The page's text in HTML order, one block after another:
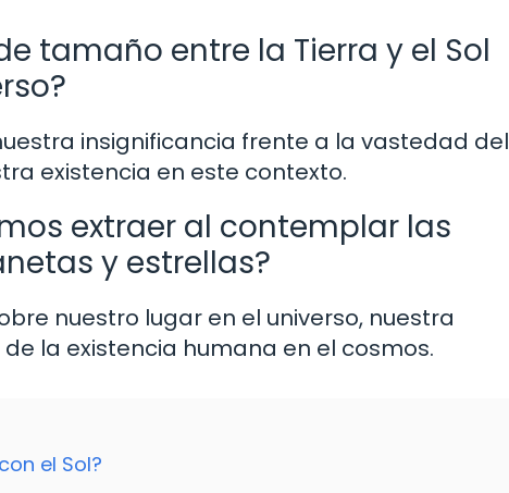
tamaño entre la Tierra y el Sol
insignificancia frente a la vastedad del
existencia en este contexto.
extraer al contemplar las
y estrellas?
nuestro lugar en el universo, nuestra
la existencia humana en el cosmos.
el Sol?